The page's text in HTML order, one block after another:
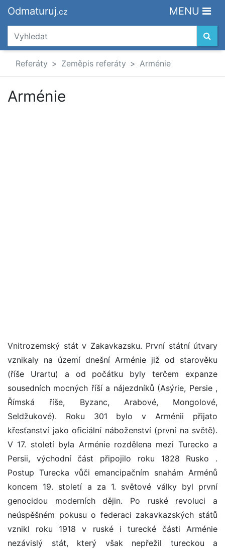
Odmaturuj.cz MENU
Referáty Zeměpis referáty Arménie
Arménie
Vnitrozemský stát v Zakavkazsku. První státní útvary
vznikaly na území dnešní Arménie již od starověku
(říše Urartu) a od počátku byly terčem expanze
sousedních mocných říší a nájezdníků (Asýrie, Persie ,
Římská říše, Byzanc, Arabové, Mongolové,
Seldžukové). Roku 301 bylo v Arménii přijato
křesťanství jako oficiální náboženství (první na světě).
V 17. století byla Arménie rozdělena mezi Turecko a
Persii, východní část připojilo roku 1828 Rusko .
Postup Turecka vůči emancipačním snahám Arménů
koncem 19. století a za 1. světové války byl první
genocidou moderních dějin. Po ruské revoluci a
neúspěšném pokusu o federaci zakavkazských států
vznikl roku 1918 v ruské i turecké části Arménie
nezávislý stát, který však nepřežil tureckou a